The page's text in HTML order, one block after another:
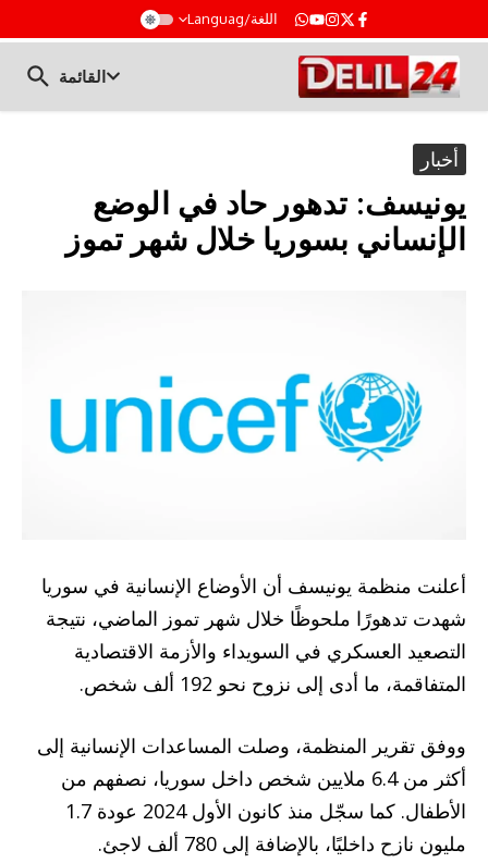
اللغة/Languag
القائمة
أخبار
يونيسف: تدهور حاد في الوضع
الإنساني بسوريا خلال شهر تموز
أعلنت منظمة يونيسف أن الأوضاع الإنسانية في سوريا
شهدت تدهورًا ملحوظًا خلال شهر تموز الماضي، نتيجة
التصعيد العسكري في السويداء والأزمة الاقتصادية
المتفاقمة، ما أدى إلى نزوح نحو 192 ألف شخص.
ووفق تقرير المنظمة، وصلت المساعدات الإنسانية إلى
أكثر من 6.4 ملايين شخص داخل سوريا، نصفهم من
الأطفال. كما سجّل منذ كانون الأول 2024 عودة 1.7
مليون نازح داخليًا، بالإضافة إلى 780 ألف لاجئ.